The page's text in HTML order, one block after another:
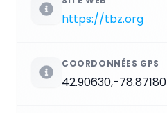
https://tbz.org
COORDONNÉES GPS
42.90630,-78.87180